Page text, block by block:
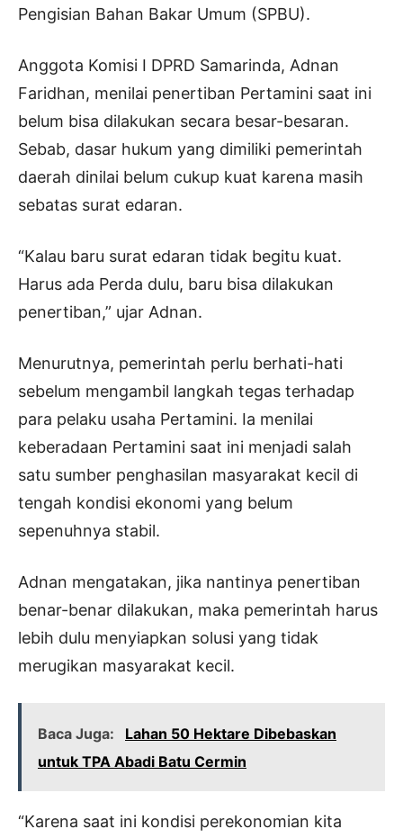
Pengisian Bahan Bakar Umum (SPBU).
Anggota Komisi I DPRD Samarinda, Adnan
Faridhan, menilai penertiban Pertamini saat ini
belum bisa dilakukan secara besar-besaran.
Sebab, dasar hukum yang dimiliki pemerintah
daerah dinilai belum cukup kuat karena masih
sebatas surat edaran.
“Kalau baru surat edaran tidak begitu kuat.
Harus ada Perda dulu, baru bisa dilakukan
penertiban,” ujar Adnan.
Menurutnya, pemerintah perlu berhati-hati
sebelum mengambil langkah tegas terhadap
para pelaku usaha Pertamini. Ia menilai
keberadaan Pertamini saat ini menjadi salah
satu sumber penghasilan masyarakat kecil di
tengah kondisi ekonomi yang belum
sepenuhnya stabil.
Adnan mengatakan, jika nantinya penertiban
benar-benar dilakukan, maka pemerintah harus
lebih dulu menyiapkan solusi yang tidak
merugikan masyarakat kecil.
Baca Juga:
Lahan 50 Hektare Dibebaskan
untuk TPA Abadi Batu Cermin
“Karena saat ini kondisi perekonomian kita